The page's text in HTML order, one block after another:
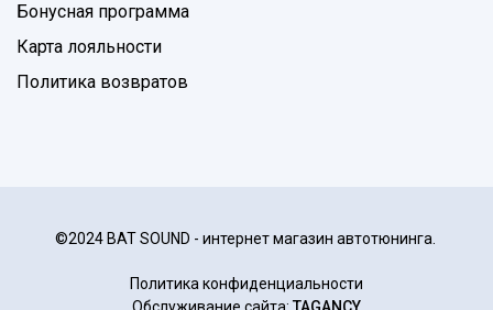
Бонусная программа
Карта лояльности
Политика возвратов
©2024 BAT SOUND - интернет магазин автотюнинга.
Политика конфиденциальности